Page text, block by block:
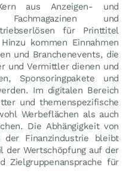
aus Anzeigen- und
und
für Printtitel
kommen Einnahmen
und Branchenevents, die
und Vermittler dienen und
Sponsoringpakete und
Im digitalen Bereich
und themenspezifische
Werbeflächen als auch
Die Abhängigkeit von
der Finanzindustrie bleibt
der Wertschöpfung auf der
Zielgruppenansprache für